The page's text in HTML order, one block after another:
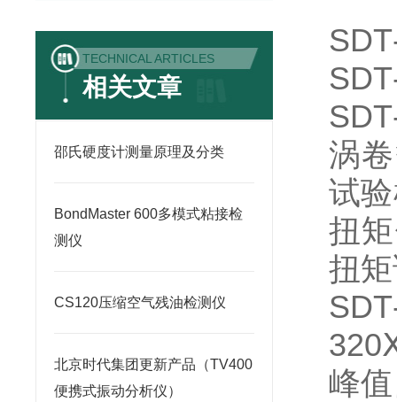
TECHNICAL ARTICLES
相关文章
邵氏硬度计测量原理及分类
BondMaster 600多模式粘接检
测仪
CS120压缩空气残油检测仪
北京时代集团更新产品（TV400
便携式振动分析仪）
SDT
SDT
SDT
涡
试
扭
扭
SDT
峰